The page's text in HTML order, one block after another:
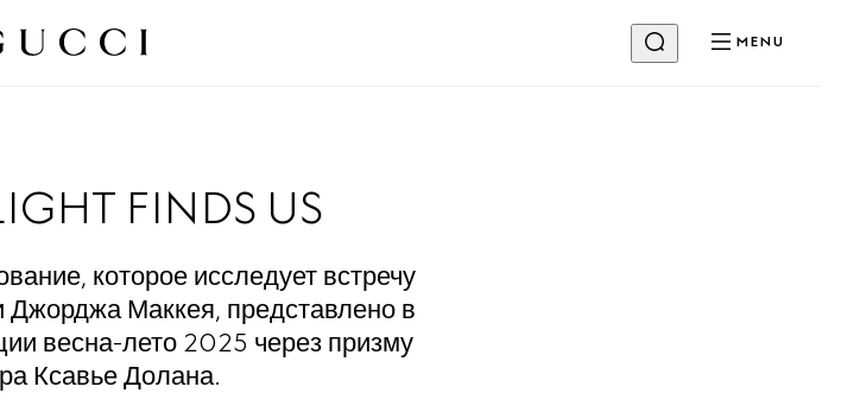
MENU
FINDS US
которое исследует встречу
Маккея, представлено в
весна-лето 2025 через призму
Ксавье Долана.